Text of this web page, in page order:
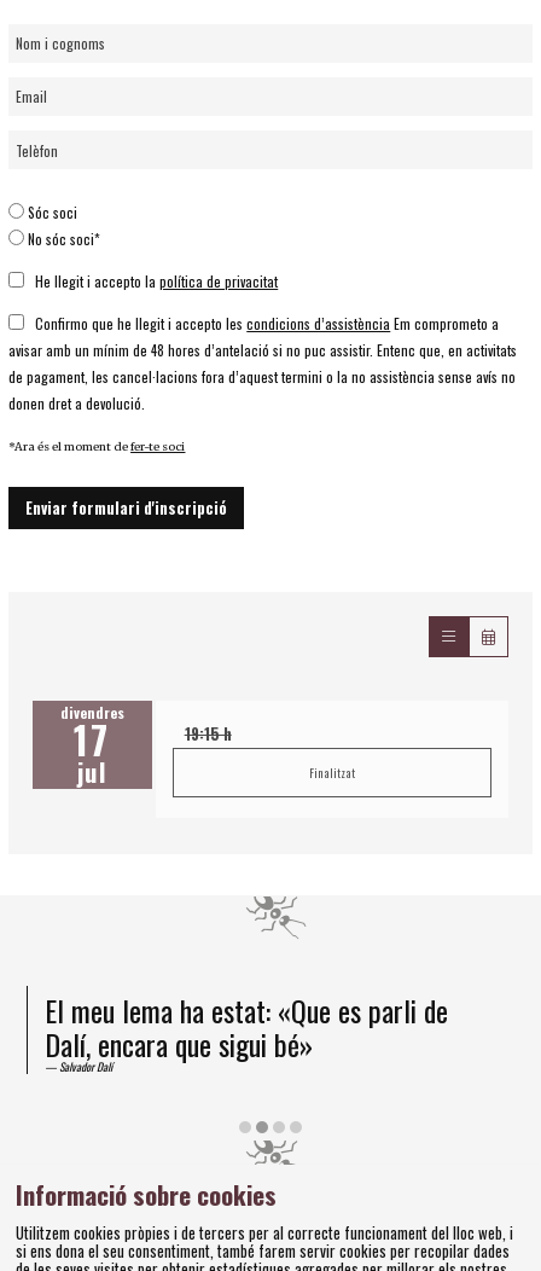
Sóc soci
No sóc soci*
He llegit i accepto lapolítica de privacitat
Confirmo que he llegit i accepto lescondicions d’assistència Em comprometo a
avisar amb un mínim de 48 hores d’antelació si no puc assistir. Entenc que, en activitats
de pagament, les cancel·lacions fora d’aquest termini o la no assistència sense avís no
donen dret a devolució.
*Ara és el moment defer-te soci
Enviar formulari d'inscripció
divendres
17
jul
19:15 h
Finalitzat
El meu lema ha estat: «Que es parli de
Dalí, encara que sigui bé»
Salvador Dalí
Figueres
Informació sobre cookies
Utilitzem cookies pròpies i de tercers per al correcte funcionament del lloc web, i
si ens dona el seu consentiment, també farem servir cookies per recopilar dades